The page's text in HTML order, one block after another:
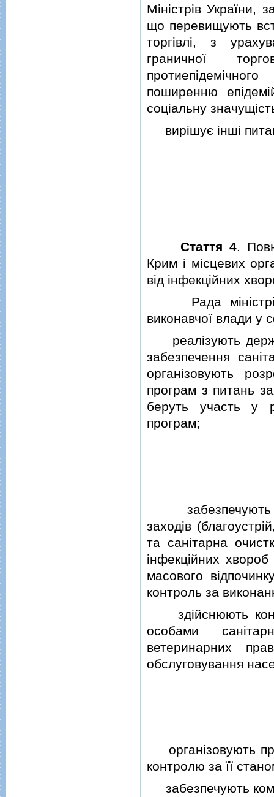
Мiнiстрiв України,
що перевищують
торгiвлi, з
граничної
поширенню
соцiальну
вирiшує iншi
Стаття 4.
Крим i мiсцевих
вiд iнфекцiйних
Рада мiнiстрiв
виконавчої влади у
реалiзують
забезпечення
органiзовують
програм з питань
беруть участь у
програм;
забезпечують
заходiв
та санiтарна
iнфекцiйних
масового
контроль за
здiйснюють
особами
ветеринарних
обслуговування
органiзовують
контролю за її
забезпечують